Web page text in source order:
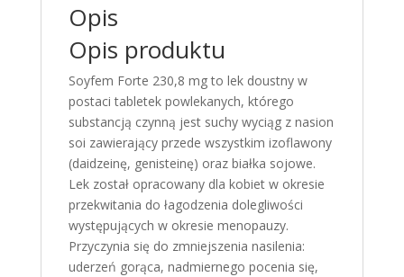
uczucie
napięcia
nerwowego
i
niepokoju
Opis
Opis produktu
Soyfem Forte 230,8 mg to lek doustny w
postaci tabletek powlekanych, którego
substancją czynną jest suchy wyciąg z nasion
soi zawierający przede wszystkim izoflawony
(daidzeinę, genisteinę) oraz białka sojowe.
Lek został opracowany dla kobiet w okresie
przekwitania do łagodzenia dolegliwości
występujących w okresie menopauzy.
Przyczynia się do zmniejszenia nasilenia:
uderzeń gorąca, nadmiernego pocenia się,